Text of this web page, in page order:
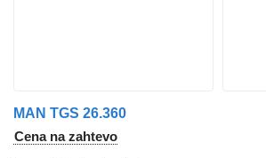
MAN TGS 26.360
Cena na zahtevo